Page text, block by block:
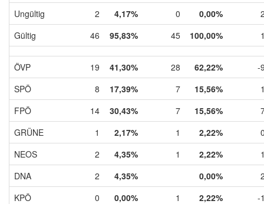
Ungültig
2 4,17% 0 0,00%
Gültig
46 95,83% 45 100,00%
ÖVP 19 41,30% 28 62,22%
-
SPÖ
8 17,39% 7 15,56%
FPÖ
14 30,43% 7 15,56%
GRÜNE
1 2,17% 1 2,22%
NEOS
2 4,35% 1 2,22%
DNA
2 4,35% 0,00%
KPÖ
0 0,00% 1 2,22% -